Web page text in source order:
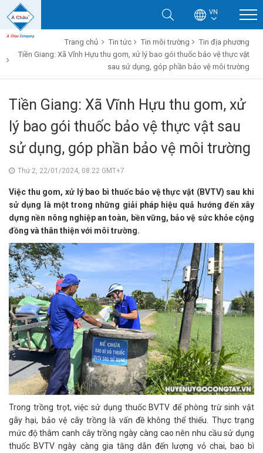
VN
Trang chủ Tin tức Tin môi trường
Tin địa phương
Tiền Giang: Xã Vĩnh Hựu thu gom, xử lý bao gói thuốc bảo vệ thực vật
sau sử dụng, góp phần bảo vệ môi trường
Tiền Giang: Xã Vĩnh Hựu thu gom, xử
lý bao gói thuốc bảo vệ thực vật sau
sử dụng, góp phần bảo vệ môi trường
Thứ 2, 22/01/2024, 08:22 GMT+7
Việc thu gom, xử lý bao bì thuốc bảo vệ thực vật (BVTV) sau khi
sử dụng là một trong những giải pháp hiệu quả hướng đến xây
dựng nền nông nghiệp an toàn, bền vững, bảo vệ sức khỏe cộng
đồng và thân thiện với môi trường.
Trong trồng trọt, việc sử dụng thuốc BVTV để phòng trừ sinh vật
gây hại, bảo vệ cây trồng là vấn đề không thể thiếu. Thực trạng
mức độ thâm canh cây trồng ngày càng cao nên nhu cầu sử dụng
thuốc BVTV ngày càng gia tăng dẫn đến lượng vỏ chai, bao bì